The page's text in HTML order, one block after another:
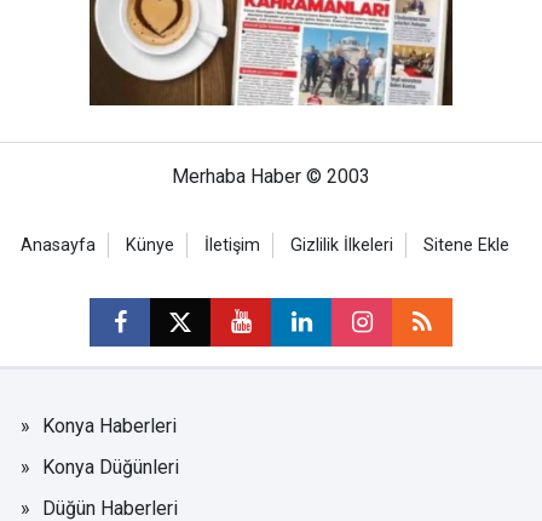
Merhaba Haber © 2003
Anasayfa Künye İletişim Gizlilik İlkeleri Sitene Ekle
Konya Haberleri
Konya Düğünleri
Düğün Haberleri